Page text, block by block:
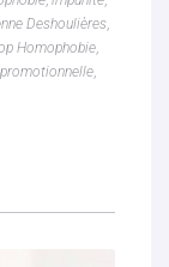
Deshoulières,
Homophobie,
,